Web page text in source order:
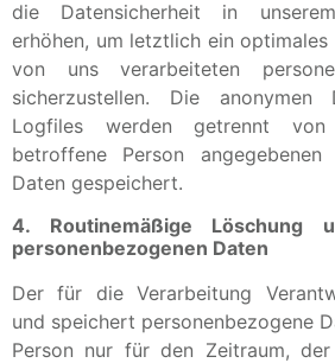
die Datensicherheit in
erhöhen, um letztlich ein
von uns verarbeiteten
sicherzustellen. Die
Logfiles werden getrennt
betroffene Person angegebenen
Daten gespeichert.
4. Routinemäßige Löschung
personenbezogenen Daten
Der für die Verarbeitung
und speichert personenbezogene
Person nur für den Zeitraum,